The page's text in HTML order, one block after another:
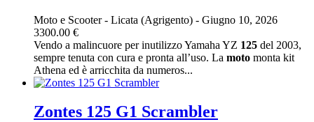
Moto e Scooter- Licata (Agrigento) - Giugno 10, 2026
3300.00 €
Vendo a malincuore per inutilizzo Yamaha YZ 125 del 2003,
sempre tenuta con cura e pronta all’uso. La moto monta kit
Athena ed è arricchita da numeros...
Zontes 125 G1 Scrambler